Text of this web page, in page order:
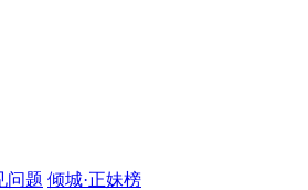
问题 倾城·正妹榜